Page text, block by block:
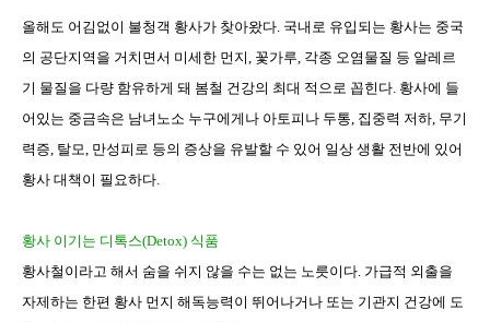
올해도 어김없이 불청객 황사가 찾아왔다. 국내로 유입되는 황사는 중국
의 공단지역을 거치면서 미세한 먼지, 꽃가루, 각종 오염물질 등 알레르
기 물질을 다량 함유하게 돼 봄철 건강의 최대 적으로 꼽힌다. 황사에 들
어있는 중금속은 남녀노소 누구에게나 아토피나 두통, 집중력 저하, 무기
력증, 탈모, 만성피로 등의 증상을 유발할 수 있어 일상 생활 전반에 있어
황사 대책이 필요하다.
황사 이기는 디톡스(Detox) 식품
황사철이라고 해서 숨을 쉬지 않을 수는 없는 노릇이다. 가급적 외출을
자제하는 한편 황사 먼지 해독능력이 뛰어나거나 또는 기관지 건강에 도